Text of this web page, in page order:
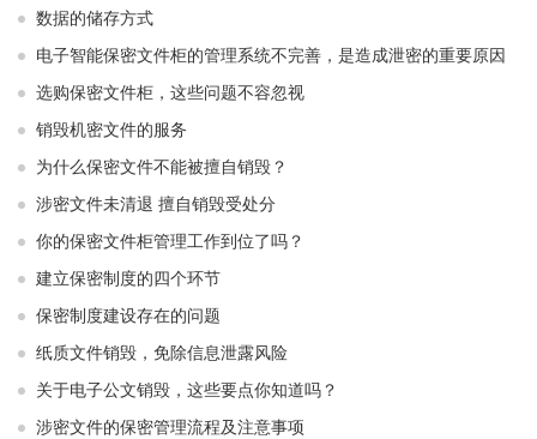
数据的储存方式
电子智能保密文件柜的管理系统不完善，是造成泄密的重要原因
选购保密文件柜，这些问题不容忽视
销毁机密文件的服务
为什么保密文件不能被擅自销毁？
涉密文件未清退 擅自销毁受处分
你的保密文件柜管理工作到位了吗？
建立保密制度的四个环节
保密制度建设存在的问题
纸质文件销毁，免除信息泄露风险
关于电子公文销毁，这些要点你知道吗？
涉密文件的保密管理流程及注意事项